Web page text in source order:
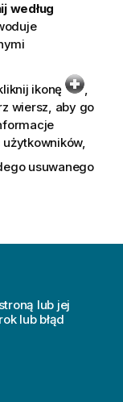
według
ikonę
,
wiersz, aby go
usuwanego
lub jej
lub błąd